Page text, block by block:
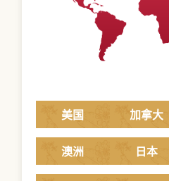
美国 加拿大
澳洲 日本